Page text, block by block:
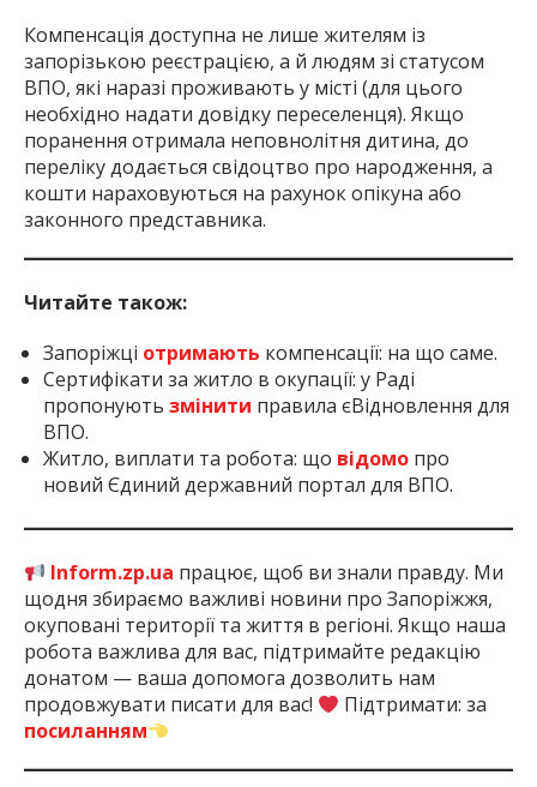
Компенсація доступна не лише жителям із
запорізькою реєстрацією, а й людям зі статусом
ВПО, які наразі проживають у місті (для цього
необхідно надати довідку переселенця). Якщо
поранення отримала неповнолітня дитина, до
переліку додається свідоцтво про народження, а
кошти нараховуються на рахунок опікуна або
законного представника.
Читайте також:
Запоріжці отримають компенсації: на що саме.
Сертифікати за житло в окупації: у Раді
пропонують змінити правила єВідновлення для
ВПО.
Житло, виплати та робота: що відомо про
новий Єдиний державний портал для ВПО.
Inform.zp.ua працює, щоб ви знали правду. Ми
щодня збираємо важливі новини про Запоріжжя,
окуповані території та життя в регіоні. Якщо наша
робота важлива для вас, підтримайте редакцію
донатом — ваша допомога дозволить нам
продовжувати писати для вас!
Підтримати: за
посиланням